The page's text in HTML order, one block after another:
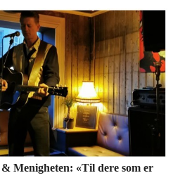
Menigheten: «Til dere som er